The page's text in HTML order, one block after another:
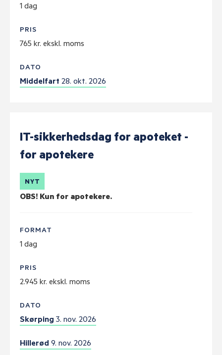
1 dag
PRIS
765 kr. ekskl. moms
DATO
Middelfart 28. okt. 2026
IT-sikkerhedsdag for apoteket -
for apotekere
NYT
OBS! Kun for apotekere.
FORMAT
1 dag
PRIS
2.945 kr. ekskl. moms
DATO
Skørping 3. nov. 2026
Hillerød 9. nov. 2026